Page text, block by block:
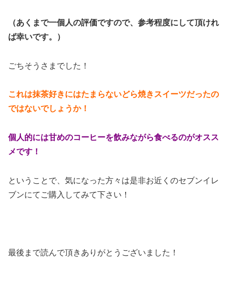
（あくまで一個人の評価ですので、参考程度にして頂けれ
ば幸いです。）
ごちそうさまでした！
これは抹茶好きにはたまらないどら焼きスイーツだったの
ではないでしょうか！
個人的には甘めのコーヒーを飲みながら食べるのがオスス
メです！
ということで、気になった方々は是非お近くのセブンイレ
ブンにてご購入してみて下さい！
最後まで読んで頂きありがとうございました！